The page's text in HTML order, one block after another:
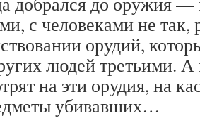
с человеками не так,
орудий,
людей третьими.
на эти орудия, на
убивавших…